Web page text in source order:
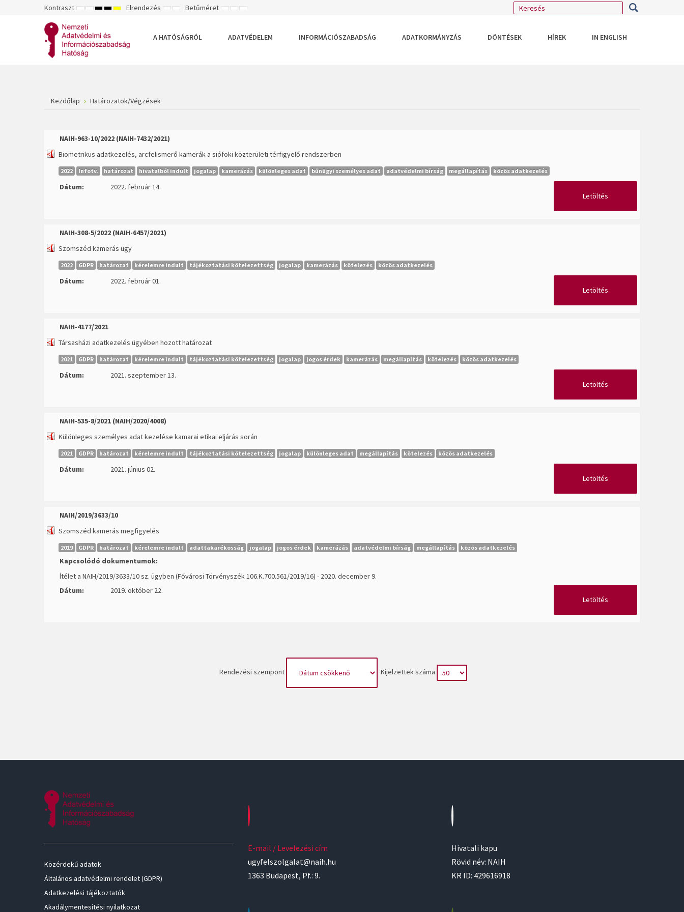
Kontraszt ALAPÉRTELMEZETT
ÉJSZAKAI
NAGY
FEHÉR
MÓD
NAGY
SÁRGA
MÓD
NAGY
MÓD
Elrendezés RÖGZÍTETT
SZÉLES
Betűméret KISEBB
ALAPÉRTELMEZETT
NAGYOBB
A HATÓSÁGRÓL
ADATVÉDELEM INFORMÁCIÓSZABADSÁG ADATKORMÁNYZÁS DÖNTÉSEK HÍREK IN ENGLISH
Kezdőlap Határozatok/Végzések
NAIH-963-10/2022 (NAIH-7432/2021)
Biometrikus adatkezelés, arcfelismerő kamerák a siófoki közterületi térfigyelő rendszerben
2022 Infotv. határozat hivatalból indult jogalap kamerázás különleges adat bűnügyi személyes adat adatvédelmi bírság megállapítás közös adatkezelés
Dátum:
2022. február 14.
Letöltés
NAIH-308-5/2022 (NAIH-6457/2021)
Szomszéd kamerás ügy
2022 GDPR határozat kérelemre indult tájékoztatási kötelezettség jogalap kamerázás kötelezés közös adatkezelés
Dátum:
2022. február 01.
Letöltés
NAIH-4177/2021
Társasházi adatkezelés ügyében hozott határozat
2021 GDPR határozat kérelemre indult tájékoztatási kötelezettség jogalap jogos érdek kamerázás megállapítás kötelezés közös adatkezelés
Dátum:
2021. szeptember 13.
Letöltés
NAIH-535-8/2021 (NAIH/2020/4008)
Különleges személyes adat kezelése kamarai etikai eljárás során
2021 GDPR határozat kérelemre indult tájékoztatási kötelezettség jogalap különleges adat megállapítás kötelezés közös adatkezelés
Dátum:
2021. június 02.
Letöltés
NAIH/2019/3633/10
Szomszéd kamerás megfigyelés
2019 GDPR határozat kérelemre indult adattakarékosság jogalap jogos érdek kamerázás adatvédelmi bírság megállapítás közös adatkezelés
Kapcsolódó dokumentumok:
Ítélet a NAIH/2019/3633/10 sz. ügyben (Fővárosi Törvényszék 106.K.700.561/2019/16) - 2020. december 9.
Dátum:
2019. október 22.
Letöltés
Rendezési szempont Kijelzettek száma
Közérdekű adatok
Általános adatvédelmi rendelet (GDPR)
Adatkezelési tájékoztatók
Akadálymentesítési nyilatkozat
E-mail / Levelezési cím
ugyfelszolgalat@naih.hu
1363 Budapest, Pf.: 9.
Hivatali kapu
Rövid név: NAIH
KR ID: 429616918